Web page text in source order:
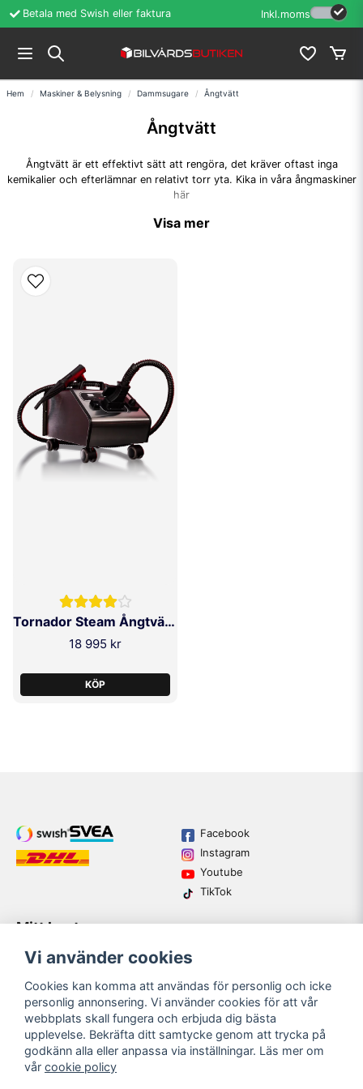
Betala med Swish eller faktura Öppet köp i 60
Inkl.moms
Hem Maskiner & Belysning Dammsugare Ångtvätt
Ångtvätt
Ångtvätt är ett effektivt sätt att rengöra, det kräver oftast inga
kemikalier och efterlämnar en relativt torr yta. Kika in våra ångmaskiner
här
Visa mer
Tornador Steam Ångtvätt 3250W
18 995 kr
KÖP
Facebook
Instagram
Youtube
TikTok
Mitt konto
Logga in
Glömt lösenord?
Kundtjänst
Guider
email
Mejladress
Vi använder cookies
Cookies kan komma att användas för personlig och icke
personlig annonsering. Vi använder cookies för att vår
webbplats skall fungera och erbjuda dig bästa
upplevelse. Bekräfta ditt samtycke genom att trycka på
godkänn alla eller anpassa via inställningar. Läs mer om
vår cookie policy